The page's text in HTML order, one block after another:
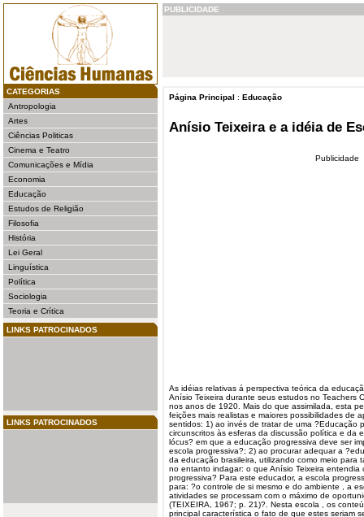
CATEGORIAS
Antropologia
Artes
Ciências Politicas
Cinema e Teatro
Comunicações e Mídia
Economia
Educação
Estudos de Religião
Filosofia
História
Lei Geral
Linguística
Política
Sociologia
Teoria e Crítica
LINKS PATROCINADOS
LINKS PATROCINADOS
PUBLICIDADE
Página Principal : Educação
Anísio Teixeira e a idéia de
Publicidade
As idéias relativas á perspectiva teórica da
Anísio Teixeira durante seus estudos no Teachers
nos anos de 1920. Mais do que assimilada, esta
feições mais realistas e maiores possibilidades de
sentidos: 1) ao invés de tratar de uma ?Educação
circunscritos às esferas da discussão política e da
lócus? em que a educação progressiva deve ser
escola progressiva?; 2) ao procurar adequar a
da educação brasileira, utilizando como meio para
no entanto indagar: o que Anísio Teixeira entendia
progressiva? Para este educador, a escola
para: ?o controle de si mesmo e do ambiente
, a
atividades se processam com o máximo de
(TEIXEIRA, 1967; p. 21)?. Nesta escola , os
principal característica o fato de que estes seriam